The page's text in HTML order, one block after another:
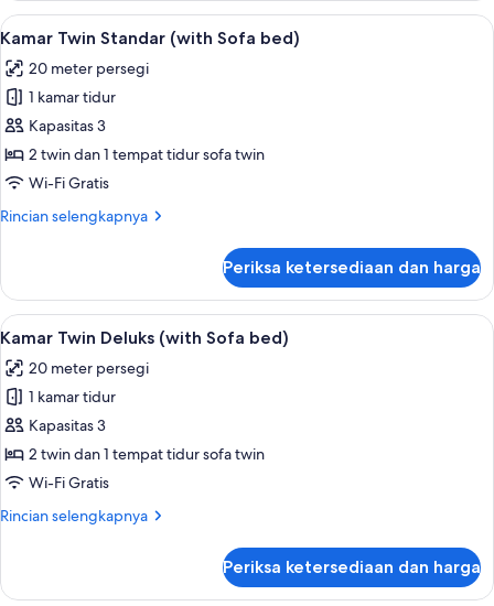
Twin
Standar
Lihat
semua
foto
untuk
Kamar
Twin
Standar
Sofa
Kamar Twin Standar (with Sofa bed)
7
Kamar Twin Standar (with Sofa bed)
20 meter persegi
1 kamar tidur
Kapasitas 3
2 twin dan 1 tempat tidur sofa twin
Wi-Fi Gratis
Rincian selengkapnya
Rincian
Kamar
Twin
Standar
Sofa
bed)
Periksa ketersediaan dan harga
Lihat
semua
foto
untuk
Kamar
Twin
Deluks
Sofa
Brankas, tirai kedap cahaya, Wi-Fi
5
Kamar Twin Deluks (with Sofa bed)
20 meter persegi
1 kamar tidur
Kapasitas 3
2 twin dan 1 tempat tidur sofa twin
Wi-Fi Gratis
Rincian selengkapnya
Rincian
Kamar
Periksa ketersediaan dan harga